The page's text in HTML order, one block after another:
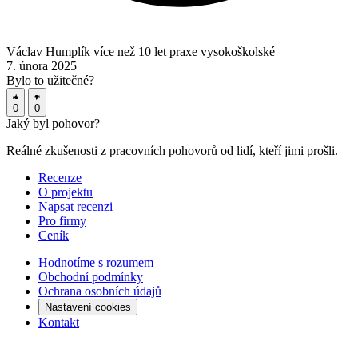
Václav Humplík více než 10 let praxe vysokoškolské
7. února 2025
Bylo to užitečné?
0 0
Jaký byl pohovor?
Reálné zkušenosti z pracovních pohovorů od lidí, kteří jimi prošli.
Recenze
O projektu
Napsat recenzi
Pro firmy
Ceník
Hodnotíme s rozumem
Obchodní podmínky
Ochrana osobních údajů
Nastavení cookies
Kontakt